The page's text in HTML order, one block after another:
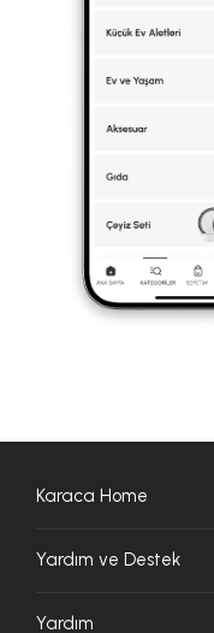
Karaca Home
Yardım ve Destek
Yardım